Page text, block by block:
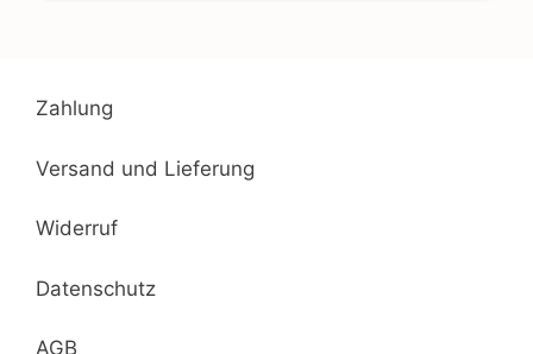
Zahlung
Versand und Lieferung
Widerruf
Datenschutz
AGB